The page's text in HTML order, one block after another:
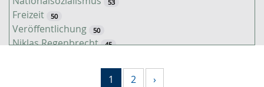
53
Freizeit 50
Veröffentlichung 50
Niklas Regenbrecht 45
1 2 ›